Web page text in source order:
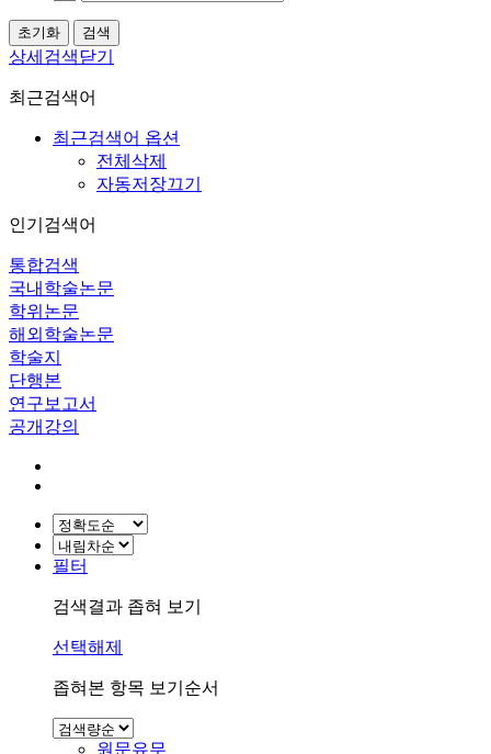
상세검색닫기
최근검색어
최근검색어 옵션
전체삭제
자동저장끄기
인기검색어
통합검색
국내학술논문
학위논문
해외학술논문
학술지
단행본
연구보고서
공개강의
필터
검색결과 좁혀 보기
선택해제
좁혀본 항목 보기순서
원문유무